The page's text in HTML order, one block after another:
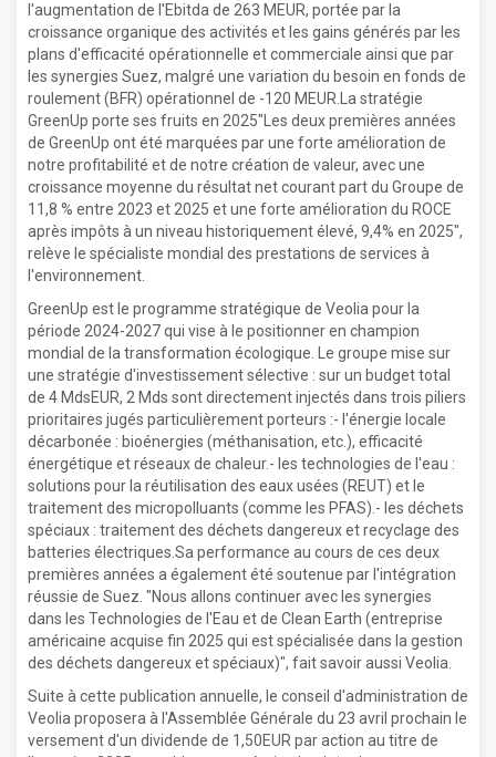
l'augmentation de l'Ebitda de 263 MEUR, portée par la
croissance organique des activités et les gains générés par les
plans d'efficacité opérationnelle et commerciale ainsi que par
les synergies Suez, malgré une variation du besoin en fonds de
roulement (BFR) opérationnel de -120 MEUR.La stratégie
GreenUp porte ses fruits en 2025"Les deux premières années
de GreenUp ont été marquées par une forte amélioration de
notre profitabilité et de notre création de valeur, avec une
croissance moyenne du résultat net courant part du Groupe de
11,8 % entre 2023 et 2025 et une forte amélioration du ROCE
après impôts à un niveau historiquement élevé, 9,4% en 2025",
relève le spécialiste mondial des prestations de services à
l'environnement.
GreenUp est le programme stratégique de Veolia pour la
période 2024-2027 qui vise à le positionner en champion
mondial de la transformation écologique. Le groupe mise sur
une stratégie d'investissement sélective : sur un budget total
de 4 MdsEUR, 2 Mds sont directement injectés dans trois piliers
prioritaires jugés particulièrement porteurs :- l'énergie locale
décarbonée : bioénergies (méthanisation, etc.), efficacité
énergétique et réseaux de chaleur.- les technologies de l'eau :
solutions pour la réutilisation des eaux usées (REUT) et le
traitement des micropolluants (comme les PFAS).- les déchets
spéciaux : traitement des déchets dangereux et recyclage des
batteries électriques.Sa performance au cours de ces deux
premières années a également été soutenue par l'intégration
réussie de Suez. "Nous allons continuer avec les synergies
dans les Technologies de l'Eau et de Clean Earth (entreprise
américaine acquise fin 2025 qui est spécialisée dans la gestion
des déchets dangereux et spéciaux)", fait savoir aussi Veolia.
Suite à cette publication annuelle, le conseil d'administration de
Veolia proposera à l'Assemblée Générale du 23 avril prochain le
versement d'un dividende de 1,50EUR par action au titre de